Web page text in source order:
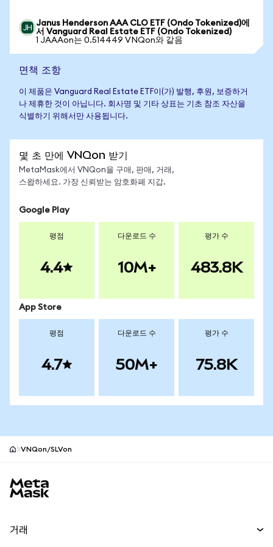
Janus Henderson AAA CLO ETF (Ondo Tokenized)에
서 Vanguard Real Estate ETF (Ondo Tokenized)
1 JAAAon는 0.514449 VNQon와 같음
면책 조항
이 제품은 Vanguard Real Estate ETF이(가) 발행, 후원, 보증하거
나 제휴한 것이 아닙니다. 회사명 및 기타 상표는 기초 참조 자산을
식별하기 위해서만 사용됩니다.
몇 초 만에 VNQon 받기
MetaMask에서 VNQon을 구매, 판매, 거래,
스왑하세요. 가장 신뢰받는 암호화폐 지갑.
Google Play
평점
4.4
다운로드 수
10M+
평가 수
483.8K
App Store
평점
4.7
다운로드 수
50M+
평가 수
75.8K
VNQon/SLVon
거래